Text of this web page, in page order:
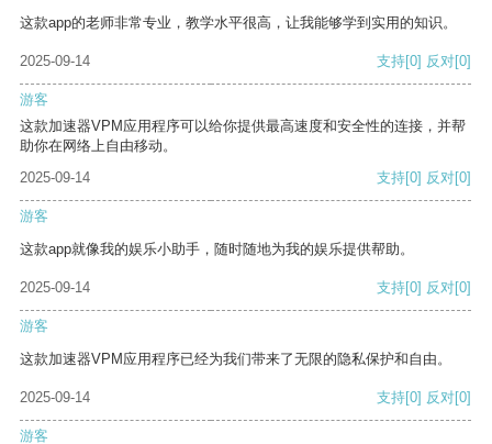
这款app的老师非常专业，教学水平很高，让我能够学到实用的知识。
2025-09-14 支持[0] 反对[0]
游客
这款加速器VPM应用程序可以给你提供最高速度和安全性的连接，并帮
助你在网络上自由移动。
2025-09-14
支持[0] 反对[0]
游客
这款app就像我的娱乐小助手，随时随地为我的娱乐提供帮助。
2025-09-14 支持[0] 反对[0]
游客
这款加速器VPM应用程序已经为我们带来了无限的隐私保护和自由。
2025-09-14 支持[0] 反对[0]
游客